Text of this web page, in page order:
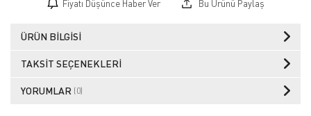
Fiyatı Düşünce Haber Ver Bu Ürünü Paylaş
ÜRÜN BILGISI
TAKSIT SEÇENEKLERI
YORUMLAR (0)